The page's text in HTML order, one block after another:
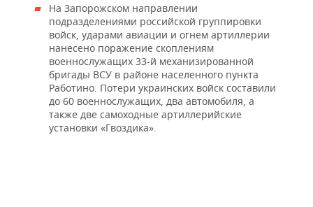
На Запорожском направлении
подразделениями российской группировки
войск, ударами авиации и огнем артиллерии
нанесено поражение скоплениям
военнослужащих 33-й механизированной
бригады ВСУ в районе населенного пункта
Работино. Потери украинских войск составили
до 60 военнослужащих, два автомобиля, а
также две самоходные артиллерийские
установки «Гвоздика».